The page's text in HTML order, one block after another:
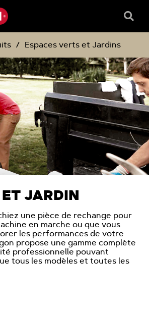
Barre
de
Espaces verts et Jardins
JARDIN
une pièce de rechange pour
en marche ou que vous
les performances de votre
propose une gamme complète
professionnelle pouvant
tous les modèles et toutes les